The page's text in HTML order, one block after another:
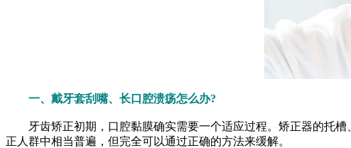
一、戴牙套刮嘴、长口腔溃疡怎么办?
牙齿矫正初期，口腔黏膜确实需要一个适应过程。矫正器的托槽
正人群中相当普遍，但完全可以通过正确的方法来缓解。